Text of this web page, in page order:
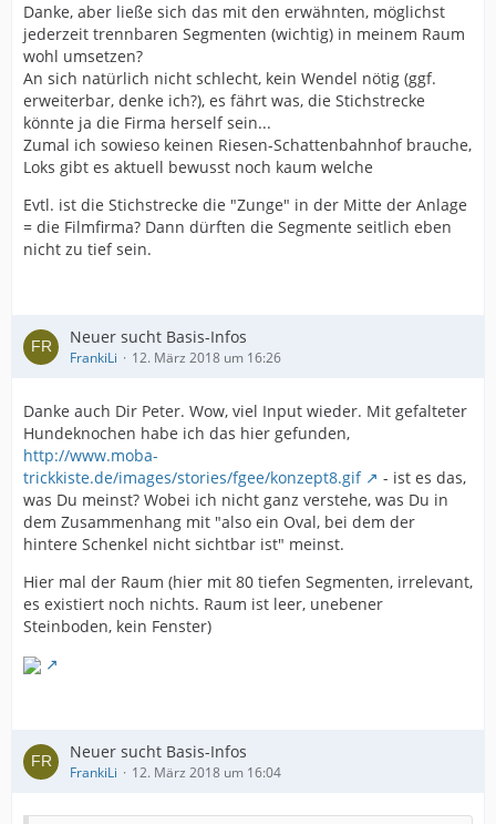
Danke, aber ließe sich das mit den erwähnten, möglichst
jederzeit trennbaren Segmenten (wichtig) in meinem Raum
wohl umsetzen?
An sich natürlich nicht schlecht, kein Wendel nötig (ggf.
erweiterbar, denke ich?), es fährt was, die Stichstrecke
könnte ja die Firma herself sein...
Zumal ich sowieso keinen Riesen-Schattenbahnhof brauche,
Loks gibt es aktuell bewusst noch kaum welche
Evtl. ist die Stichstrecke die "Zunge" in der Mitte der Anlage
= die Filmfirma? Dann dürften die Segmente seitlich eben
nicht zu tief sein.
Neuer sucht Basis-Infos
FrankiLi 12. März 2018 um 16:26
Danke auch Dir Peter. Wow, viel Input wieder. Mit gefalteter
Hundeknochen habe ich das hier gefunden,
http://www.moba-
trickkiste.de/images/stories/fgee/konzept8.gif
- ist es das,
was Du meinst? Wobei ich nicht ganz verstehe, was Du in
dem Zusammenhang mit "also ein Oval, bei dem der
hintere Schenkel nicht sichtbar ist" meinst.
Hier mal der Raum (hier mit 80 tiefen Segmenten, irrelevant,
es existiert noch nichts. Raum ist leer, unebener
Steinboden, kein Fenster)
Neuer sucht Basis-Infos
FrankiLi 12. März 2018 um 16:04